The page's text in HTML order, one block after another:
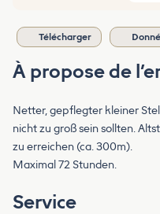
Télécharger
À propose de
Netter, gepflegter kleiner
nicht zu groß sein sollten.
zu erreichen (ca. 300m).
Maximal 72 Stunden.
Service